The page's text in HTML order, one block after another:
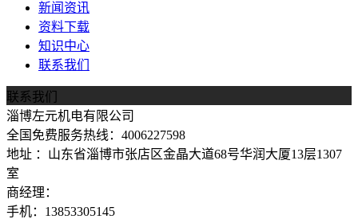
新闻资讯
资料下载
知识中心
联系我们
联系我们
淄博左元机电有限公司
全国免费服务热线：4006227598
地址 ：山东省淄博市张店区金晶大道68号华润大厦13层1307
室
商经理：
手机：13853305145